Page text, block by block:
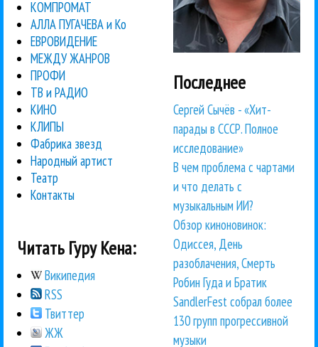
КОМПРОМАТ
АЛЛА ПУГАЧЕВА и Ко
ЕВРОВИДЕНИЕ
МЕЖДУ ЖАНРОВ
ПРОФИ
ТВ и РАДИО
КИНО
КЛИПЫ
Фабрика звезд
Народный артист
Театр
Контакты
Читать Гуру Кена:
Википедия
RSS
Твиттер
ЖЖ
Последнее
Сергей Сычёв - «Хит-
парады в СССР. Полное
исследование»
В чем проблема с чартами
и что делать с
музыкальным ИИ?
Обзор киноновинок:
Одиссея, День
разоблачения, Смерть
Робин Гуда и Братик
SandlerFest собрал более
130 групп прогрессивной
музыки